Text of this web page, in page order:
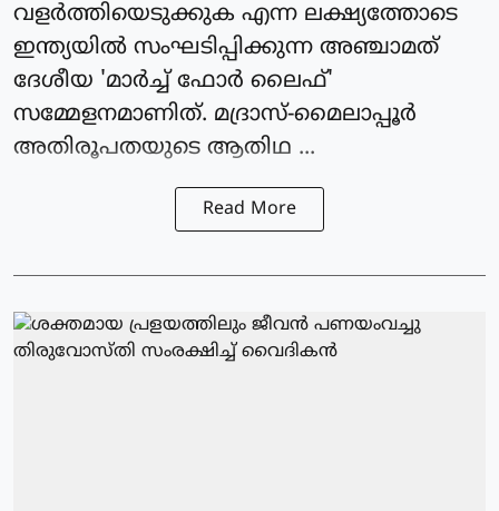
വളർത്തിയെടുക്കുക എന്ന ലക്ഷ്യത്തോടെ
ഇന്ത്യയിൽ സംഘടിപ്പിക്കുന്ന അഞ്ചാമത്
ദേശീയ 'മാർച്ച് ഫോർ ലൈഫ്'
സമ്മേളനമാണിത്. മദ്രാസ്-മൈലാപ്പൂർ
അതിരൂപതയുടെ ആതിഥ ...
Read More